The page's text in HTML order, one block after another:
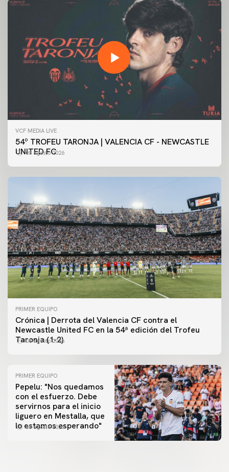
VCF MEDIA LIVE
54º TROFEU TARONJA | VALENCIA CF - NEWCASTLE
UNITED FC
08 agosto 2026
PRIMER EQUIPO
Crónica | Derrota del Valencia CF contra el
Newcastle United FC en la 54ª edición del Trofeu
Taronja (1-2)
08 agosto 2026
PRIMER EQUIPO
Pepelu: "Nos quedamos
con el esfuerzo. Debe
servirnos para el inicio
liguero en Mestalla, que
lo estamos esperando"
08 agosto 2026
PRIMER EQUIPO
Las fotos del Valencia CF-Newcastle United FC
PRIMER EQUIPO
MESTALLA 📍